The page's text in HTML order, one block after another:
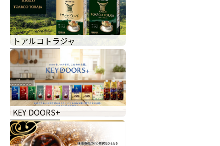
トアルコトラジャ
KEY DOORS+